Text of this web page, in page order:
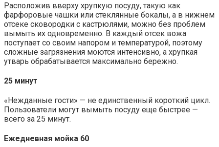
Расположив вверху хрупкую посуду, такую как
фарфоровые чашки или стеклянные бокалы, а в нижнем
отсеке сковородки с кастрюлями, можно без проблем
вымыть их одновременно. В каждый отсек вожа
поступает со своим напором и температурой, поэтому
сложные загрязнения моются интенсивно, а хрупкая
утварь обрабатывается максимально бережно.
25 минут
«Нежданные гости» — не единственный короткий цикл.
Пользователи могут вымыть посуду еще быстрее —
всего за 25 минут.
Ежедневная мойка 60